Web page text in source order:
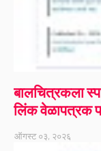
बालचित्रकला
लिंक वेळापत्रक
ऑगस्ट ०३, २०२६